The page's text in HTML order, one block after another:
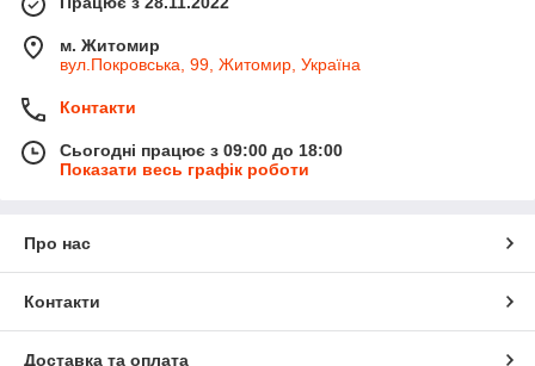
м. Житомир
вул.Покровська, 99, Житомир, Україна
Контакти
Сьогодні працює з 09:00 до 18:00
Показати весь графік роботи
Про нас
Контакти
Доставка та оплата